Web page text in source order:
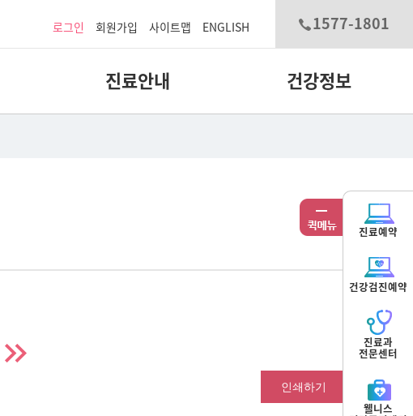
로그인 회원가입 사이트맵 ENGLISH 1577-1801
진료안내 건강정보
인쇄하기
진료예약
건강검진예약
진료과
전문센터
웰니스